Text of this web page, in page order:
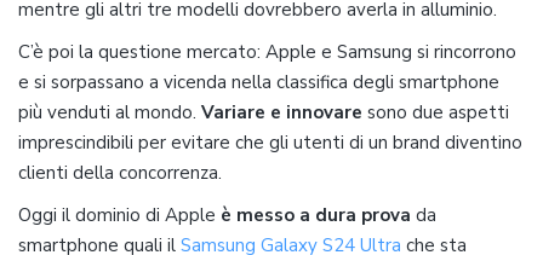
mentre gli altri tre modelli dovrebbero averla in alluminio.
C’è poi la questione mercato: Apple e Samsung si rincorrono
e si sorpassano a vicenda nella classifica degli smartphone
più venduti al mondo. Variare e innovare sono due aspetti
imprescindibili per evitare che gli utenti di un brand diventino
clienti della concorrenza.
Oggi il dominio di Apple è messo a dura prova da
smartphone quali il Samsung Galaxy S24 Ultra che sta